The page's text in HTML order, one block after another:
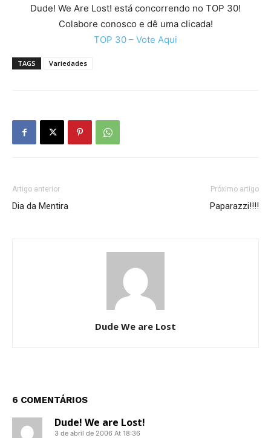
Dude! We Are Lost! está concorrendo no TOP 30!
Colabore conosco e dê uma clicada!
TOP 30 – Vote Aqui
TAGS Variedades
Artigo anterior
Dia da Mentira
Próximo artigo
Paparazzi!!!!
Dude We are Lost
6 COMENTÁRIOS
Dude! We are Lost!
3 de abril de 2006 At 18:36